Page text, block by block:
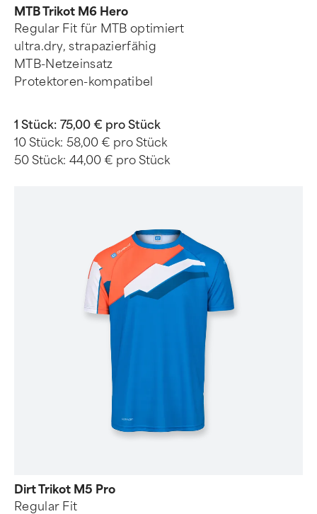
MTB Trikot M6 Hero
Regular Fit für MTB optimiert
ultra.dry, strapazierfähig
MTB-Netzeinsatz
Protektoren-kompatibel
1 Stück: 75,00 € pro Stück
10 Stück: 58,00 € pro Stück
50 Stück: 44,00 € pro Stück
Dirt Trikot M5 Pro
Regular Fit